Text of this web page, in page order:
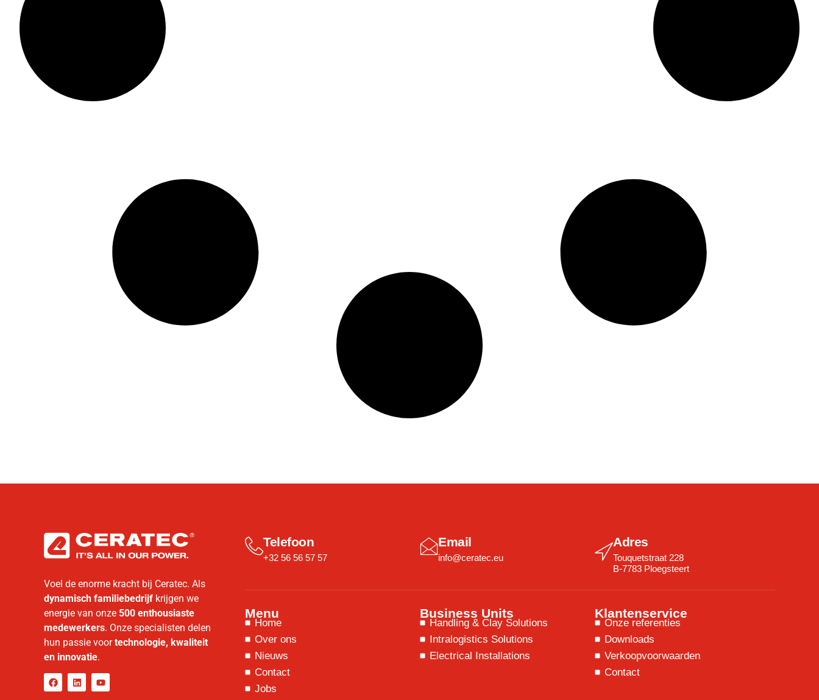
Voel de enorme kracht bij Ceratec. Als
dynamisch familiebedrijf krijgen we
energie van onze 500 enthousiaste
medewerkers. Onze specialisten delen
hun passie voortechnologie, kwaliteit
en innovatie.
Telefoon
+32 56 56 57 57
Email
info@ceratec.eu
Adres
Touquetstraat 228
B-7783 Ploegsteert
Menu
Home
Over ons
Nieuws
Contact
Jobs
Business Units
Handling & Clay Solutions
Intralogistics Solutions
Electrical Installations
Klantenservice
Onze referenties
Downloads
Verkoopvoorwaarden
Contact